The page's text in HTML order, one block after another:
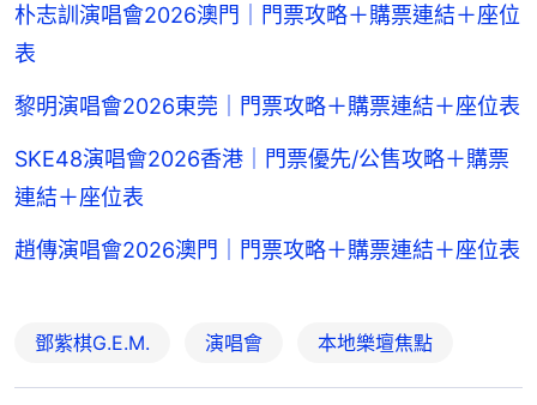
朴志訓演唱會2026澳門｜門票攻略＋購票連結＋座位
表
黎明演唱會2026東莞｜門票攻略＋購票連結＋座位表
SKE48演唱會2026香港｜門票優先/公售攻略＋購票
連結＋座位表
趙傳演唱會2026澳門｜門票攻略＋購票連結＋座位表
鄧紫棋G.E.M. 演唱會 本地樂壇焦點